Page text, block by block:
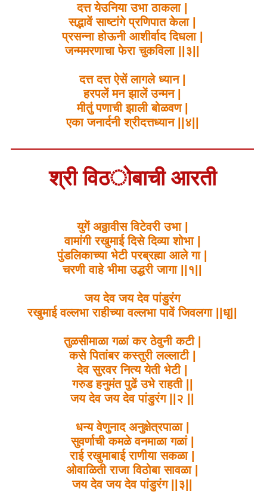
दत्त येउनिया उभा ठाकला |
सद्भावें साष्टांगे प्रणिपात केला |
प्रसन्ना होऊनी आशीर्वाद दिधला |
जन्ममरणाचा फेरा चुकविला ||३||
दत्त दत्त ऐसें लागले ध्यान |
हरपलें मन झालें उन्मन |
मीतुं पणाची झाली बोळवण |
एका जनार्दनी श्रीदत्तध्यान ||४||
श्री विठोबाची आरती
युगें अठ्ठावीस विटेवरी उभा |
वामांगी रखुमाई दिसे दिव्या शोभा |
पुंडलिकाच्या भेटी परब्रह्मा आले गा |
चरणी वाहे भीमा उद्धरी जागा ||१||
जय देव जय देव पांडुरंग
रखुमाई वल्लभा राहीच्या वल्लभा पावें जिवलगा ||धृ||
तुळसीमाळा गळां कर ठेवुनी कटी |
कसे पितांबर कस्तुरी लल्लाटी |
देव सुरवर नित्य येती भेटी |
गरुड हनुमंत पुढें उभे राहती ||
जय देव जय देव पांडुरंग ||२ ||
धन्य वेणुनाद अनुक्षेत्रपाळा |
सुवर्णाची कमळे वनमाळा गळां |
राई रखुमाबाई राणीया सकळा |
ओवाळिती राजा विठोबा सावळा |
जय देव जय देव पांडुरंग ||३||